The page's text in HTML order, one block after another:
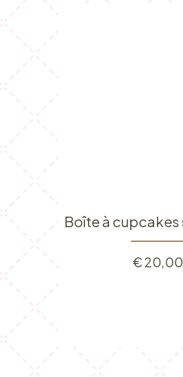
€20,00